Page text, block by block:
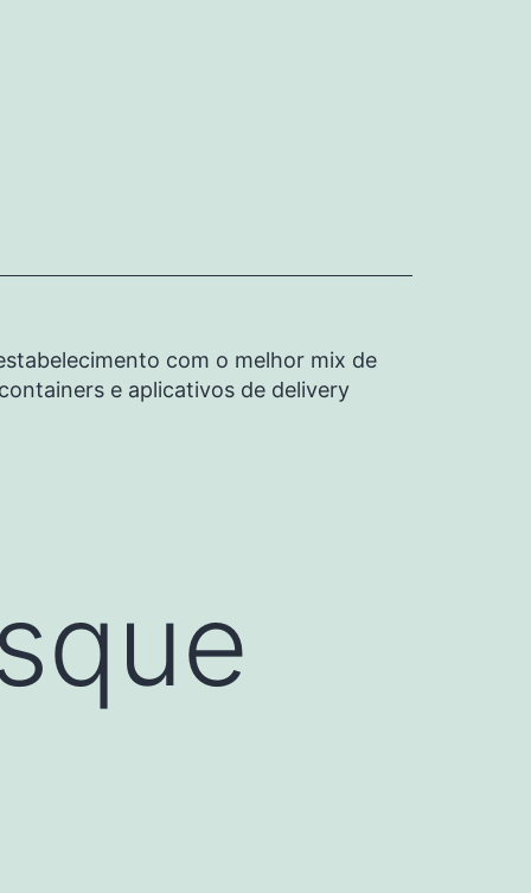
com o melhor mix de
e aplicativos de delivery